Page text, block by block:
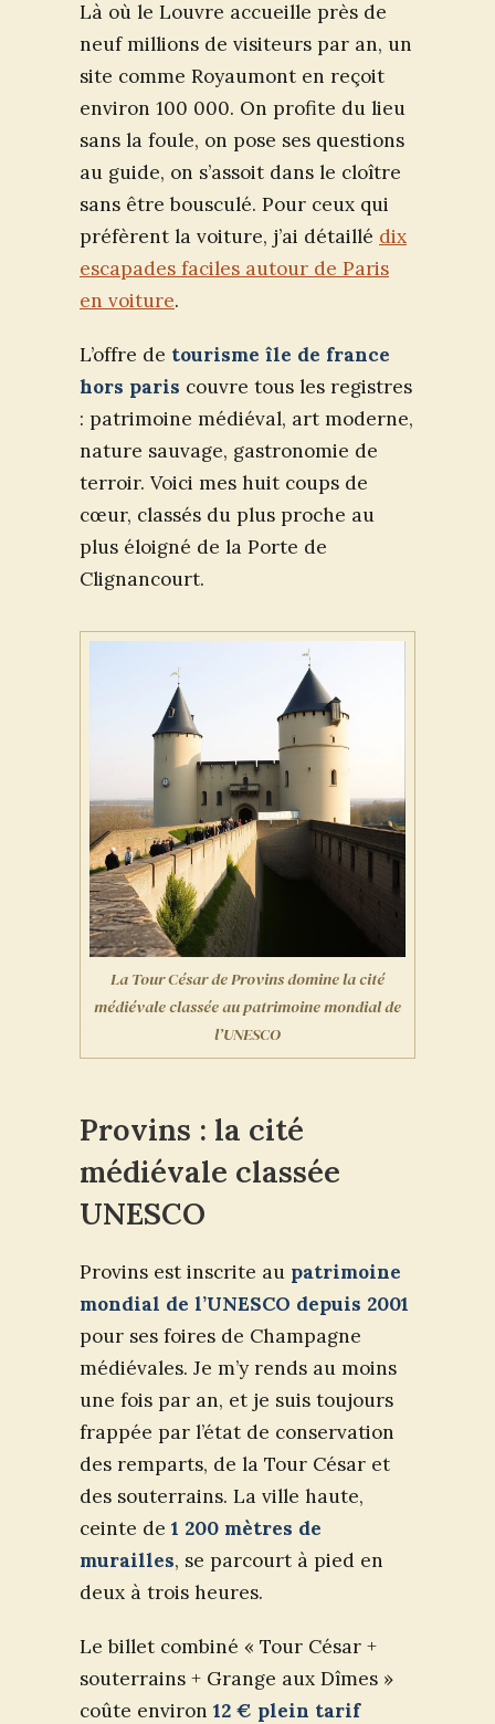
Là où le Louvre accueille près de
neuf millions de visiteurs par an, un
site comme Royaumont en reçoit
environ 100 000. On profite du lieu
sans la foule, on pose ses questions
au guide, on s’assoit dans le cloître
sans être bousculé. Pour ceux qui
préfèrent la voiture, j’ai détaillé dix
escapades faciles autour de Paris
en voiture.
L’offre de tourisme île de france
hors paris couvre tous les registres
: patrimoine médiéval, art moderne,
nature sauvage, gastronomie de
terroir. Voici mes huit coups de
cœur, classés du plus proche au
plus éloigné de la Porte de
Clignancourt.
La Tour César de Provins domine la cité
médiévale classée au patrimoine mondial de
l’UNESCO
Provins : la cité
médiévale classée
UNESCO
Provins est inscrite au patrimoine
mondial de l’UNESCO depuis 2001
pour ses foires de Champagne
médiévales. Je m’y rends au moins
une fois par an, et je suis toujours
frappée par l’état de conservation
des remparts, de la Tour César et
des souterrains. La ville haute,
ceinte de 1 200 mètres de
murailles, se parcourt à pied en
deux à trois heures.
Le billet combiné « Tour César +
souterrains + Grange aux Dîmes »
coûte environ 12 € plein tarif